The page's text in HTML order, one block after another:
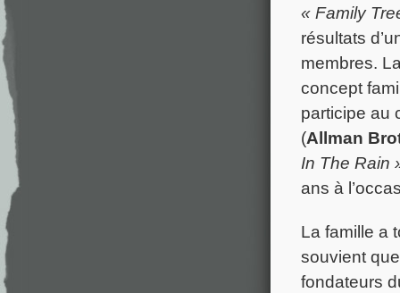
« Family
résultats
membres.
concept
participe
(Allman
In The Rain
ans à
La famille a
souvient
fondateurs